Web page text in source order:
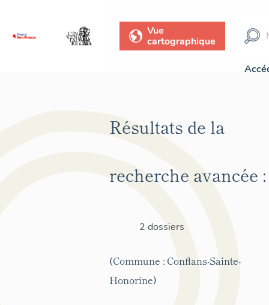
Vue
cartographique
Résultats de la
recherche avancée :
2 dossiers
(Commune : Conflans-Sainte-
Honorine)